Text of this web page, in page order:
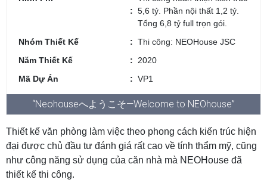
5,6 tỷ. Phần nội thất 1,2 tỷ.
Tổng 6,8 tỷ full trọn gói.
Nhóm Thiết Kế
Thi công: NEOHouse JSC
Năm Thiết Kế
2020
Mã Dự Án
VP1
“Neohouseへようこそ—Welcome to NEOhouse”
Thiết kế văn phòng làm việc theo phong cách kiến trúc hiện
đại được chủ đầu tư đánh giá rất cao về tính thẩm mỹ, cũng
như công năng sử dụng của căn nhà mà NEOHouse đã
thiết kế thi công.